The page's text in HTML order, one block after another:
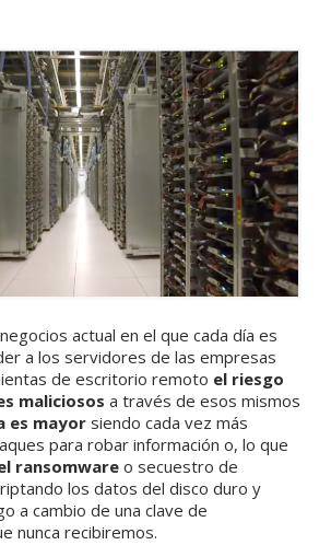
actual en el que cada día es
a los servidores de las empresas
de escritorio remoto el riesgo
maliciosos a través de esos mismos
es mayorsiendo cada vez más
para robar información o, lo que
ransomwareo secuestro de
los datos del disco duro y
a cambio de una clave de
nunca recibiremos.